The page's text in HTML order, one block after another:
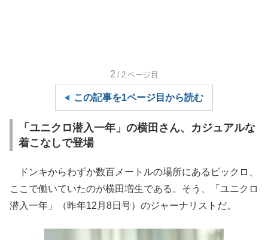
2 /2 ページ目
この記事を1ページ目から読む
「ユニクロ潜入一年」の横田さん、カジュアルな
着こなしで登場
ドンキからわずか数百メートルの場所にあるビックロ、
ここで働いていたのが横田増生である。そう、「ユニクロ
潜入一年」（昨年12月8日号）のジャーナリストだ。